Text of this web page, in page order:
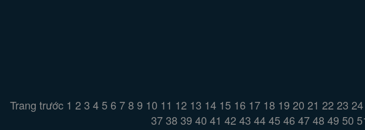
Trang trước 1 2 3 4 5 6 7 8 9 10 11 12 13 14 15 16 17 18 19 20 21 22 23 24
3738 39 40 41 42 43 444546 4748 49 50